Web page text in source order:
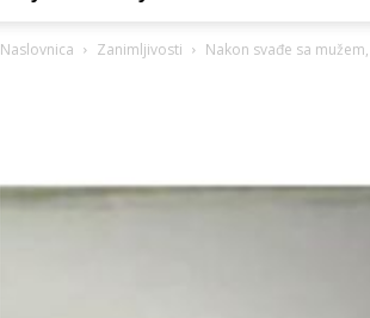
Naslovnica Zanimljivosti Nakon svađe sa